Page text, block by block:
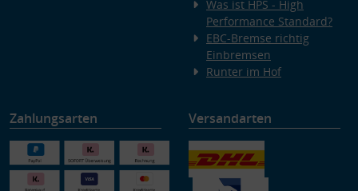
Was ist HPS - High
Performance Standard?
EBC-Bremse richtig
Einbremsen
Runter im Hof
Zahlungsarten Versandarten